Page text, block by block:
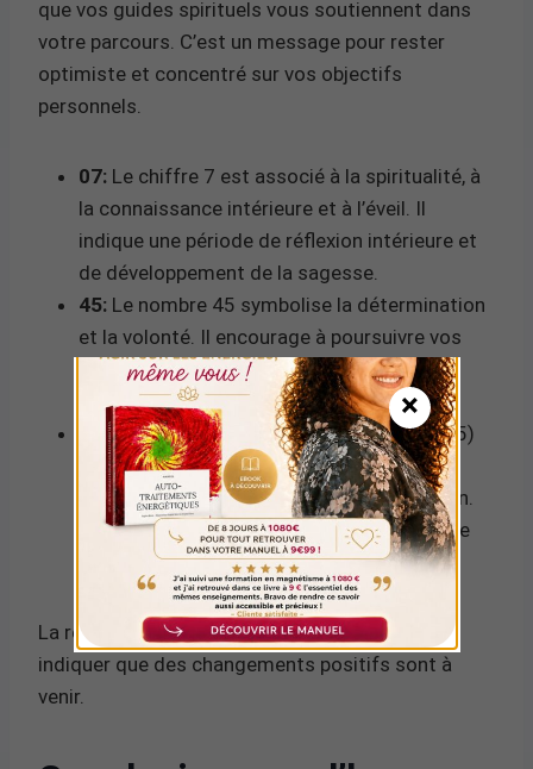
que vos guides spirituels vous soutiennent dans
votre parcours. C’est un message pour rester
optimiste et concentré sur vos objectifs
personnels.
07: Le chiffre 7 est associé à la spiritualité, à
la connaissance intérieure et à l’éveil. Il
indique une période de réflexion intérieure et
de développement de la sagesse.
45: Le nombre 45 symbolise la détermination
et la volonté. Il encourage à poursuivre vos
efforts et à rester résilient face aux défis
pour atteindre le succès.
Somme 12:La somme des chiffres (7+4+5)
est 12, réduite à 3 (1+2), ce qui évoque la
créativité, la communication et l’expression.
C’est un signe d’expansion et de croissance
dans ces domaines.
La récurrence de cette heure peut également
indiquer que des changements positifs sont à
venir.
×